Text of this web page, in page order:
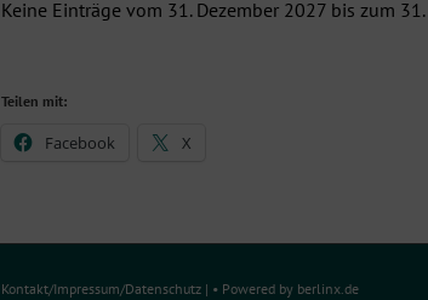
Keine Einträge vom 31. Dezember 2027 bis zum
Teilen mit:
Facebook X
Kontakt/Impressum/Datenschutz | • Powered by berlinx.de